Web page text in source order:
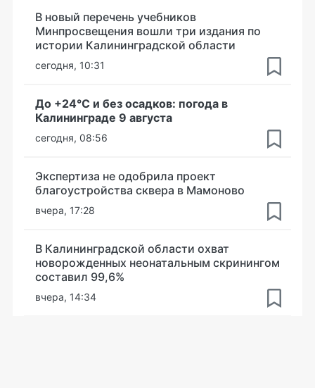
В новый перечень учебников
Минпросвещения вошли три издания по
истории Калининградской области
сегодня, 10:31
До +24°С и без осадков: погода в
Калининграде 9 августа
сегодня, 08:56
Экспертиза не одобрила проект
благоустройства сквера в Мамоново
вчера, 17:28
В Калининградской области охват
новорожденных неонатальным скринингом
составил 99,6%
вчера, 14:34